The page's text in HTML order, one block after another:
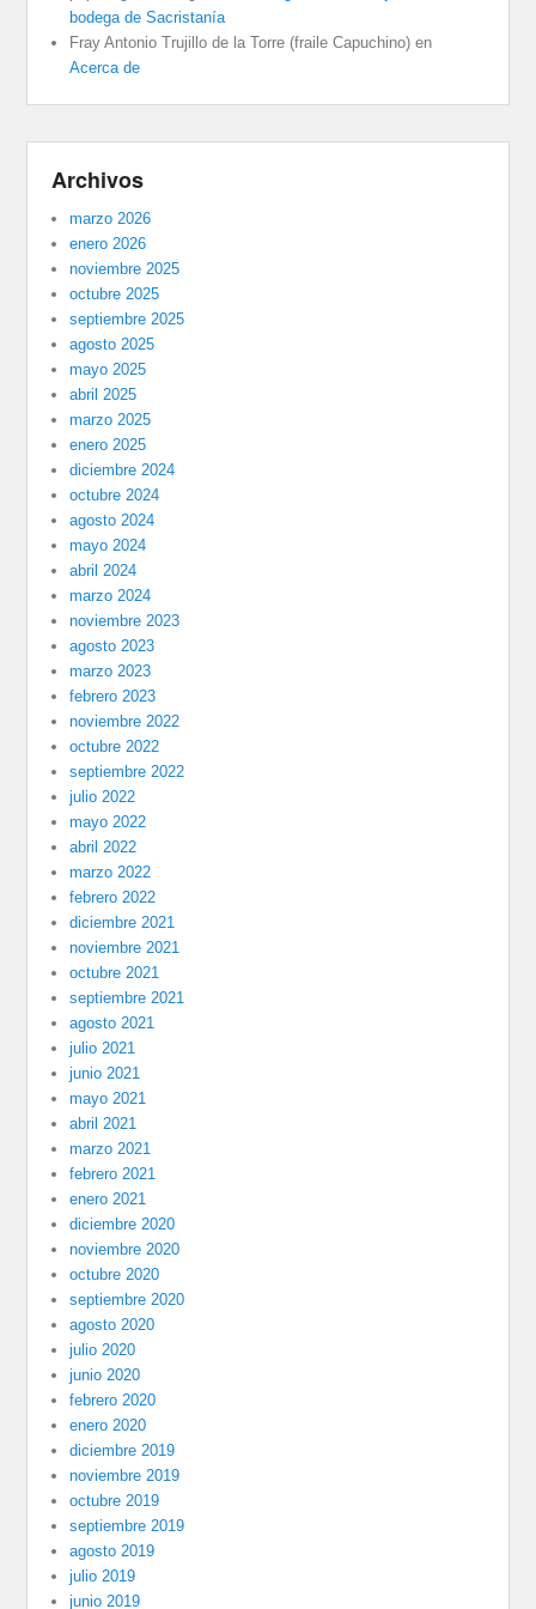
bodega de Sacristanía
Fray Antonio Trujillo de la Torre (fraile Capuchino) en
Acerca de
Archivos
marzo 2026
enero 2026
noviembre 2025
octubre 2025
septiembre 2025
agosto 2025
mayo 2025
abril 2025
marzo 2025
enero 2025
diciembre 2024
octubre 2024
agosto 2024
mayo 2024
abril 2024
marzo 2024
noviembre 2023
agosto 2023
marzo 2023
febrero 2023
noviembre 2022
octubre 2022
septiembre 2022
julio 2022
mayo 2022
abril 2022
marzo 2022
febrero 2022
diciembre 2021
noviembre 2021
octubre 2021
septiembre 2021
agosto 2021
julio 2021
junio 2021
mayo 2021
abril 2021
marzo 2021
febrero 2021
enero 2021
diciembre 2020
noviembre 2020
octubre 2020
septiembre 2020
agosto 2020
julio 2020
junio 2020
febrero 2020
enero 2020
diciembre 2019
noviembre 2019
octubre 2019
septiembre 2019
agosto 2019
julio 2019
junio 2019